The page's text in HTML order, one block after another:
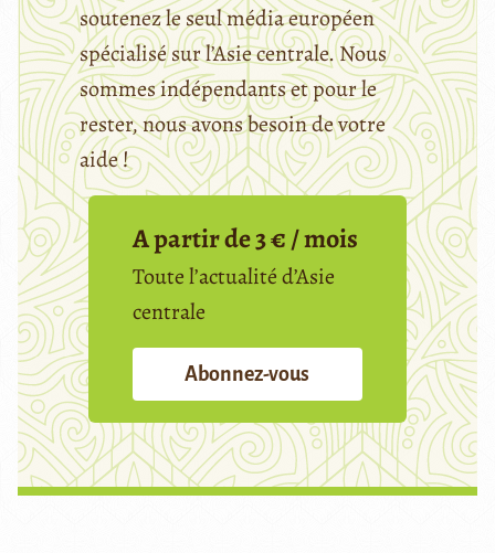
soutenez le seul média européen
spécialisé sur l’Asie centrale. Nous
sommes indépendants et pour le
rester, nous avons besoin de votre
aide !
A partir de 3 € / mois
Toute l’actualité d’Asie
centrale
Abonnez-vous